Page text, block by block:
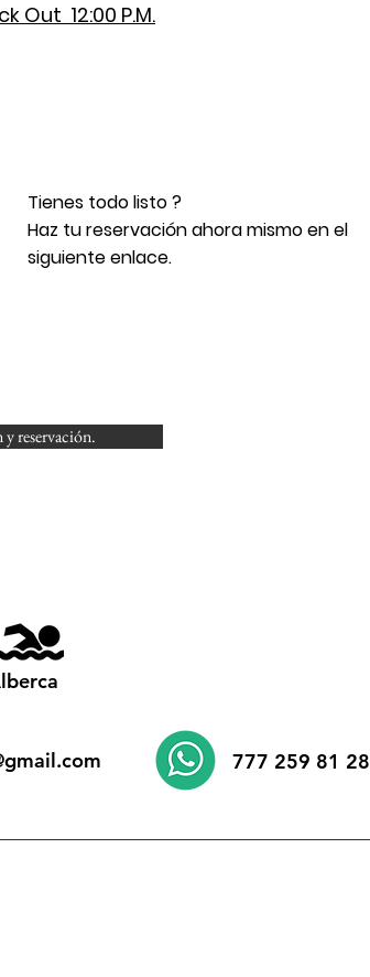
Out 12:00 P.M.
Tienes todo listo ?
Haz tu reservación ahora mismo en el
siguiente enlace.
reservación.
777 259 81 28